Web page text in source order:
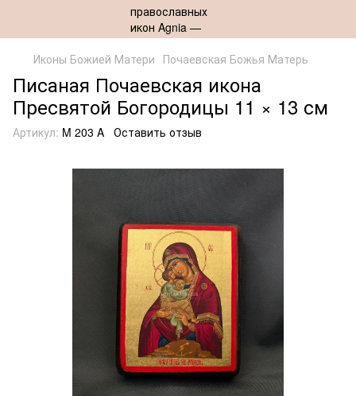
Иконы Божией Матери Почаевская Божья Матерь
Писаная Почаевская икона
Пресвятой Богородицы 11 × 13 см
Артикул: M 203 A Оставить отзыв